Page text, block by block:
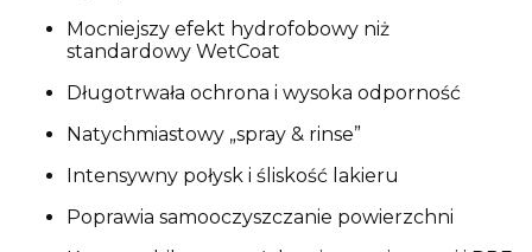
Mocniejszy efekt hydrofobowy niż
standardowy WetCoat
Długotrwała ochrona i wysoka odporność
Natychmiastowy „spray & rinse”
Intensywny połysk i śliskość lakieru
Poprawia samooczyszczanie powierzchni